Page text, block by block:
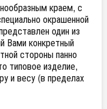
краем, с
окрашенной
один из
Вами конкретный
стороны панно
типовое изделие,
и весу (в пределах